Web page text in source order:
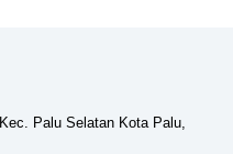
Palu Selatan Kota Palu,